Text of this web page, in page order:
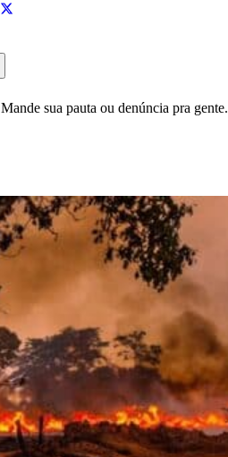
sua pauta ou denúncia pra gente.